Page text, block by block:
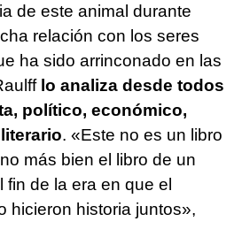
de este animal durante
relación con los seres
ha sido arrinconado en las
lo analiza desde todos
político, económico,
. «Este no es un libro
más bien el libro de un
fin de la era en que el
hicieron historia juntos»,